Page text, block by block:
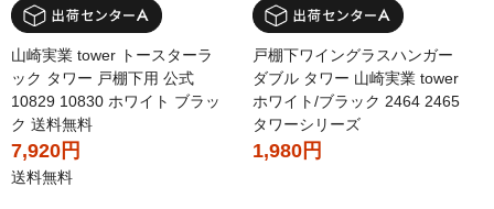
山崎実業 tower トースターラ
ック タワー 戸棚下用 公式
10829 10830 ホワイト ブラッ
ク 送料無料
7,920円
送料無料
戸棚下ワイングラスハンガー
ダブル タワー 山崎実業 tower
ホワイト/ブラック 2464 2465
タワーシリーズ
1,980円